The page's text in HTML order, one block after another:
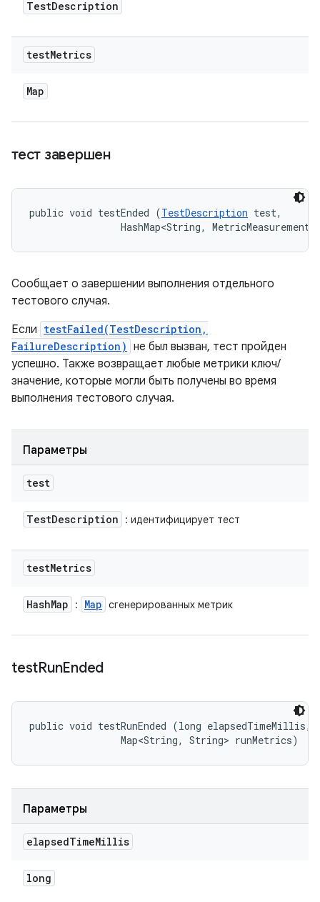
TestDescription
testMetrics
Map
тест завершен
public void testEnded (TestDescription test,
HashMap<String,
Сообщает о завершении выполнения отдельного
тестового случая.
Если testFailed(TestDescription,
FailureDescription) не был вызван, тест пройден
успешно. Также возвращает любые метрики ключ/
значение, которые могли быть получены во время
выполнения тестового случая.
Параметры
test
TestDescription : идентифицирует тест
testMetrics
HashMap : Map сгенерированных метрик
testRunEnded
public void testRunEnded (long elapsedTimeMillis,
                Map<String, String> runMetrics)
Параметры
elapsedTimeMillis
long